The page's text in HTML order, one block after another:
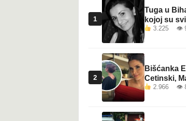
1
Tuga u
kojoj su
3.225 👁
2
Bišćanka
Cetinski,
2.966 👁